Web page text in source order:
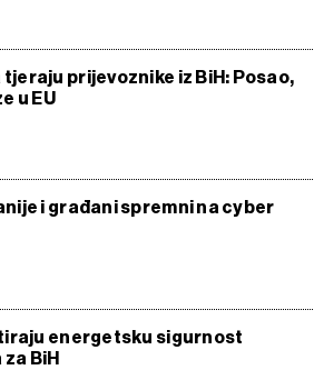
prijevoznike iz BiH: Posao,
u EU
i građani spremni na cyber
energetsku sigurnost
BiH